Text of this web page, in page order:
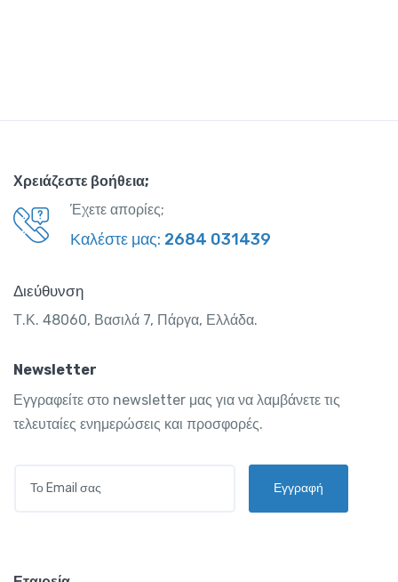
Χρειάζεστε βοήθεια;
Έχετε απορίες;
Καλέστε μας: 2684 031439
Διεύθυνση
Τ.Κ. 48060, Βασιλά 7, Πάργα, Ελλάδα.
Newsletter
Εγγραφείτε στο newsletter μας για να λαμβάνετε τις
τελευταίες ενημερώσεις και προσφορές.
Εγγραφή